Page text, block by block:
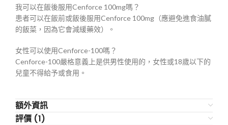
我可以在飯後服用Cenforce 100mg嗎？
患者可以在飯前或飯後服用Cenforce 100mg（應避免進食油膩
的飯菜，因為它會減緩藥效）。
女性可以使用Cenforce-100嗎？
Cenforce-100嚴格意義上是供男性使用的，女性或18歲以下的
兒童不得給予或食用。
額外資訊
評價 (1)